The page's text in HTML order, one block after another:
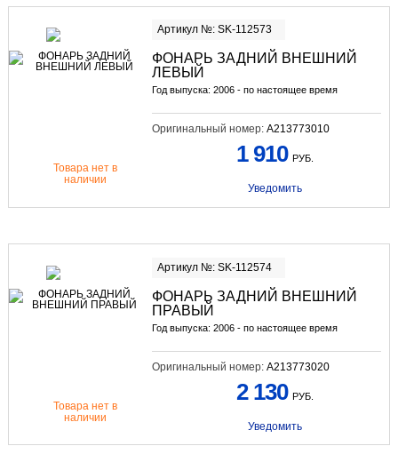
Артикул №: SK-112573
ФОНАРЬ ЗАДНИЙ ВНЕШНИЙ
ЛЕВЫЙ
Год выпуска: 2006 - по настоящее время
Оригинальный номер: A213773010
Товара нет в
наличии
1 910 РУБ.
Уведомить
Артикул №: SK-112574
ФОНАРЬ ЗАДНИЙ ВНЕШНИЙ
ПРАВЫЙ
Год выпуска: 2006 - по настоящее время
Оригинальный номер: A213773020
Товара нет в
наличии
2 130 РУБ.
Уведомить